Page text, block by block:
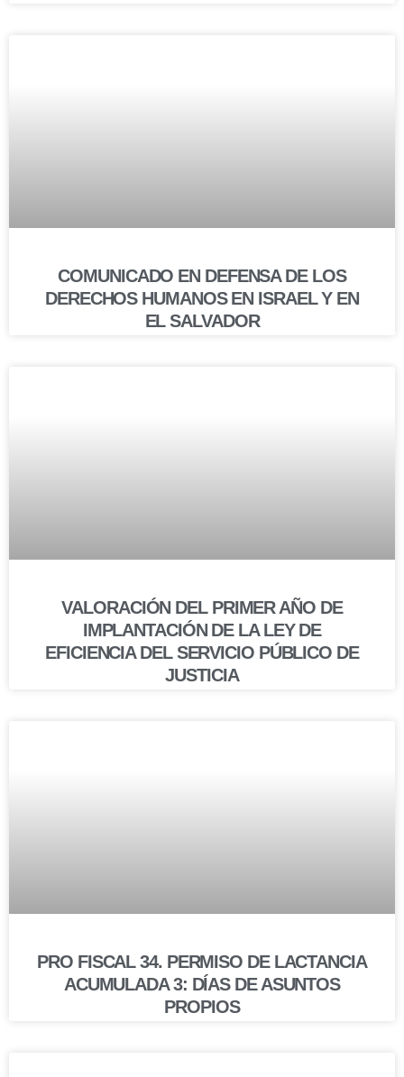
COMUNICADO EN DEFENSA DE LOS
DERECHOS HUMANOS EN ISRAEL Y EN
EL SALVADOR
VALORACIÓN DEL PRIMER AÑO DE
IMPLANTACIÓN DE LA LEY DE
EFICIENCIA DEL SERVICIO PÚBLICO DE
JUSTICIA
PRO FISCAL 34. PERMISO DE LACTANCIA
ACUMULADA 3: DÍAS DE ASUNTOS
PROPIOS